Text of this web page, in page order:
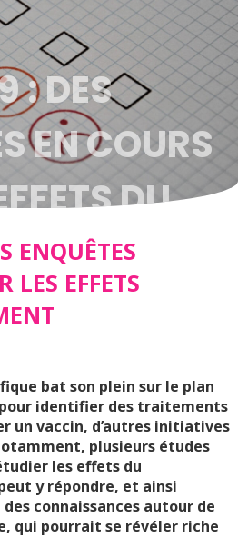
: DES
EN COURS
DU
ENQUÊTES
LES EFFETS
bat son plein sur le plan
identifier des traitements
un vaccin, d’autres initiatives
plusieurs études
les effets du
y répondre, et ainsi
connaissances autour de
qui pourrait se révéler riche